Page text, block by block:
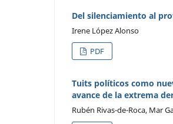
Del silenciamiento al
Irene López Alonso
PDF
Tuits políticos como
avance de la extrema
Rubén Rivas-de-Roca, Mar